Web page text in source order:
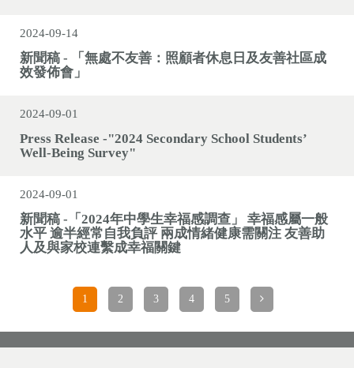
2024-09-14
新聞稿 - 「無處不友善：照顧者休息日及友善社區成
效發佈會」
2024-09-01
Press Release -"2024 Secondary School Students’
Well-Being Survey"
2024-09-01
新聞稿 -「2024年中學生幸福感調查」 幸福感屬一般
水平 逾半經常自我負評 兩成情緒健康需關注 友善助
人及與家校連繫成幸福關鍵
1 2 3 4 5